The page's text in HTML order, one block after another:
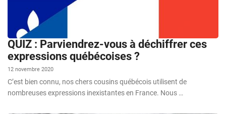
QUIZ : Parviendrez-vous à déchiffrer ces
expressions québécoises ?
12 novembre 2020
C’est bien connu, nos chers cousins québécois utilisent de
nombreuses expressions inexistantes en France. Nous …